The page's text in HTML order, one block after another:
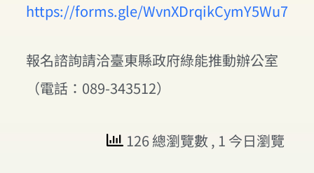
https://forms.gle/WvnXDrqikCymY5Wu7
報名諮詢請洽臺東縣政府綠能推動辦公室
（電話：089-343512）
126 總瀏覽數, 1 今日瀏覽